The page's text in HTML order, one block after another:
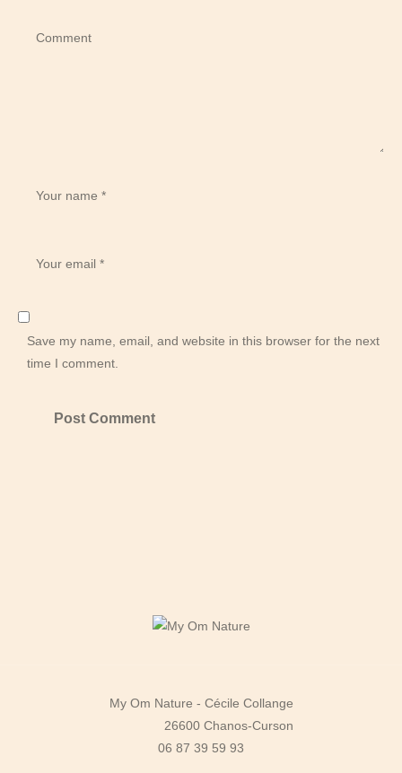
Save my name, email, and website in this browser for the next
time I comment.
My Om Nature - Cécile Collange
26600 Chanos-Curson
06 87 39 59 93